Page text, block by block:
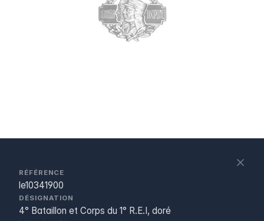
RÉFÉRENCE
le10341900
DÉSIGNATION
4° Bataillon et Corps du 1° R.E.I, doré